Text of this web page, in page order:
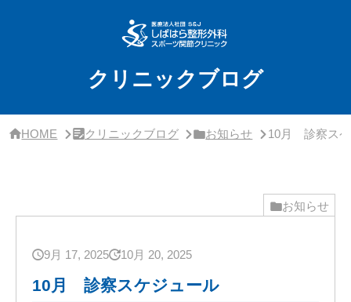
クリニックブログ
HOME クリニックブログ お知らせ 10月 診察ス
お知らせ
9月 17, 2025 10月 20, 2025
10月 診察スケジュール